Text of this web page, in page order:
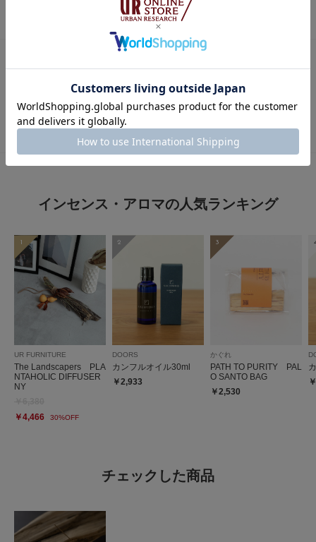
レビューはありません。
インセンス・アロマの人気ランキング
1
UR FURNITURE
The Landscapers PLA
NTAHOLIC DIFFUSER
NY
￥4,466
30%OFF
2
DOORS
カンフルオイル30ml
￥2,933
3
かぐれ
PATH TO PURITY PAL
O SANTO BAG
￥2,530
チェックした商品